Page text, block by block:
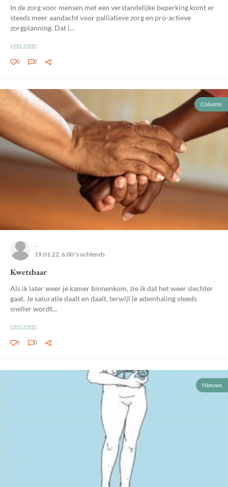
In de zorg voor mensen met een verstandelijke beperking komt er
steeds meer aandacht voor palliatieve zorg en pro-actieve
zorgplanning. Dat i...
Lees meer
0 0
Column
-
19.01.22, 6:00 's ochtends
Kwetsbaar
Als ik later weer je kamer binnenkom, zie ik dat het weer slechter
gaat. Je saturatie daalt en daalt, terwijl je ademhaling steeds
sneller wordt...
Lees meer
0 0
Nieuws